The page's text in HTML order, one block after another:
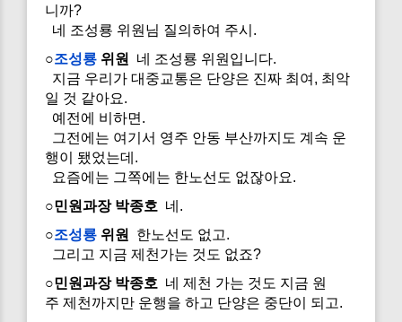
니까?
네 조성룡 위원님 질의하여 주시.
○조성룡 위원
네 조성룡 위원입니다.
지금 우리가 대중교통은 단양은 진짜 최여, 최악
일 것 같아요.
예전에 비하면.
그전에는 여기서 영주 안동 부산까지도 계속 운
행이 됐었는데.
요즘에는 그쪽에는 한노선도 없잖아요.
○민원과장 박종호 네.
○조성룡 위원
한노선도 없고.
그리고 지금 제천가는 것도 없죠?
○민원과장 박종호 네 제천 가는 것도 지금 원
주 제천까지만 운행을 하고 단양은 중단이 되고.